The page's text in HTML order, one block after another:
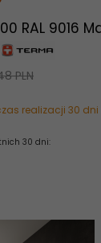
RAL 9016
PLN
realizacji 30
30 dni: